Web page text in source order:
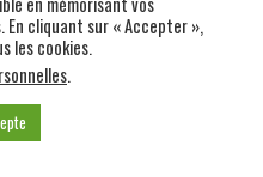
« SUPERGIRL »
« LA DÉESSE DU
»
cliquant sur « Accepter »,
les cookies.
.